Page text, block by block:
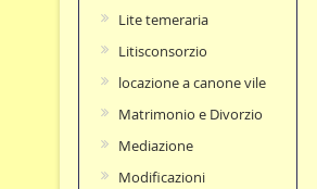
Lite temeraria
Litisconsorzio
locazione a canone vile
Matrimonio e Divorzio
Mediazione
Modificazioni